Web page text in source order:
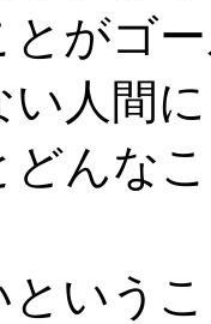
とがゴ
い人間
んな
いうこ